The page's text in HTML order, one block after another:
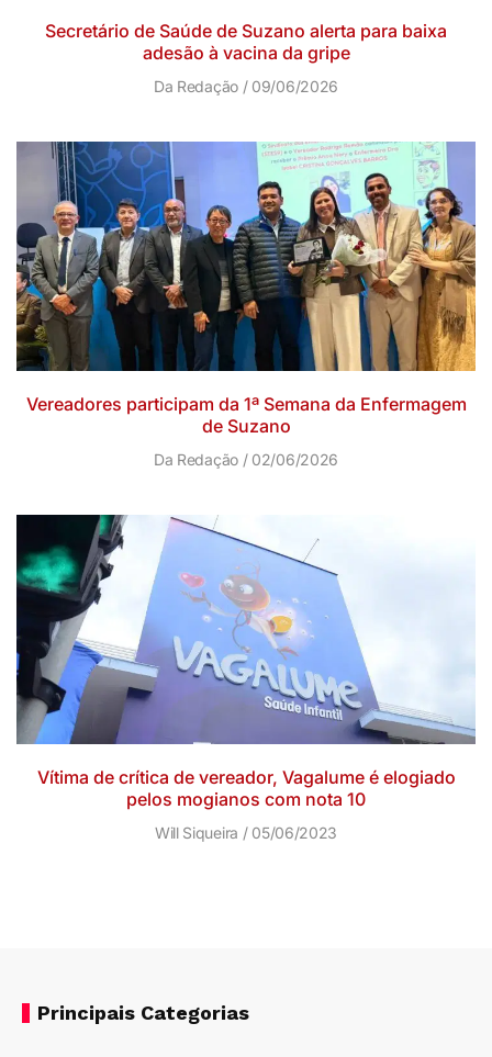
Secretário de Saúde de Suzano alerta para baixa
adesão à vacina da gripe
Da Redação 09/06/2026
Vereadores participam da 1ª Semana da Enfermagem
de Suzano
Da Redação 02/06/2026
Vítima de crítica de vereador, Vagalume é elogiado
pelos mogianos com nota 10
Will Siqueira 05/06/2023
Principais Categorias